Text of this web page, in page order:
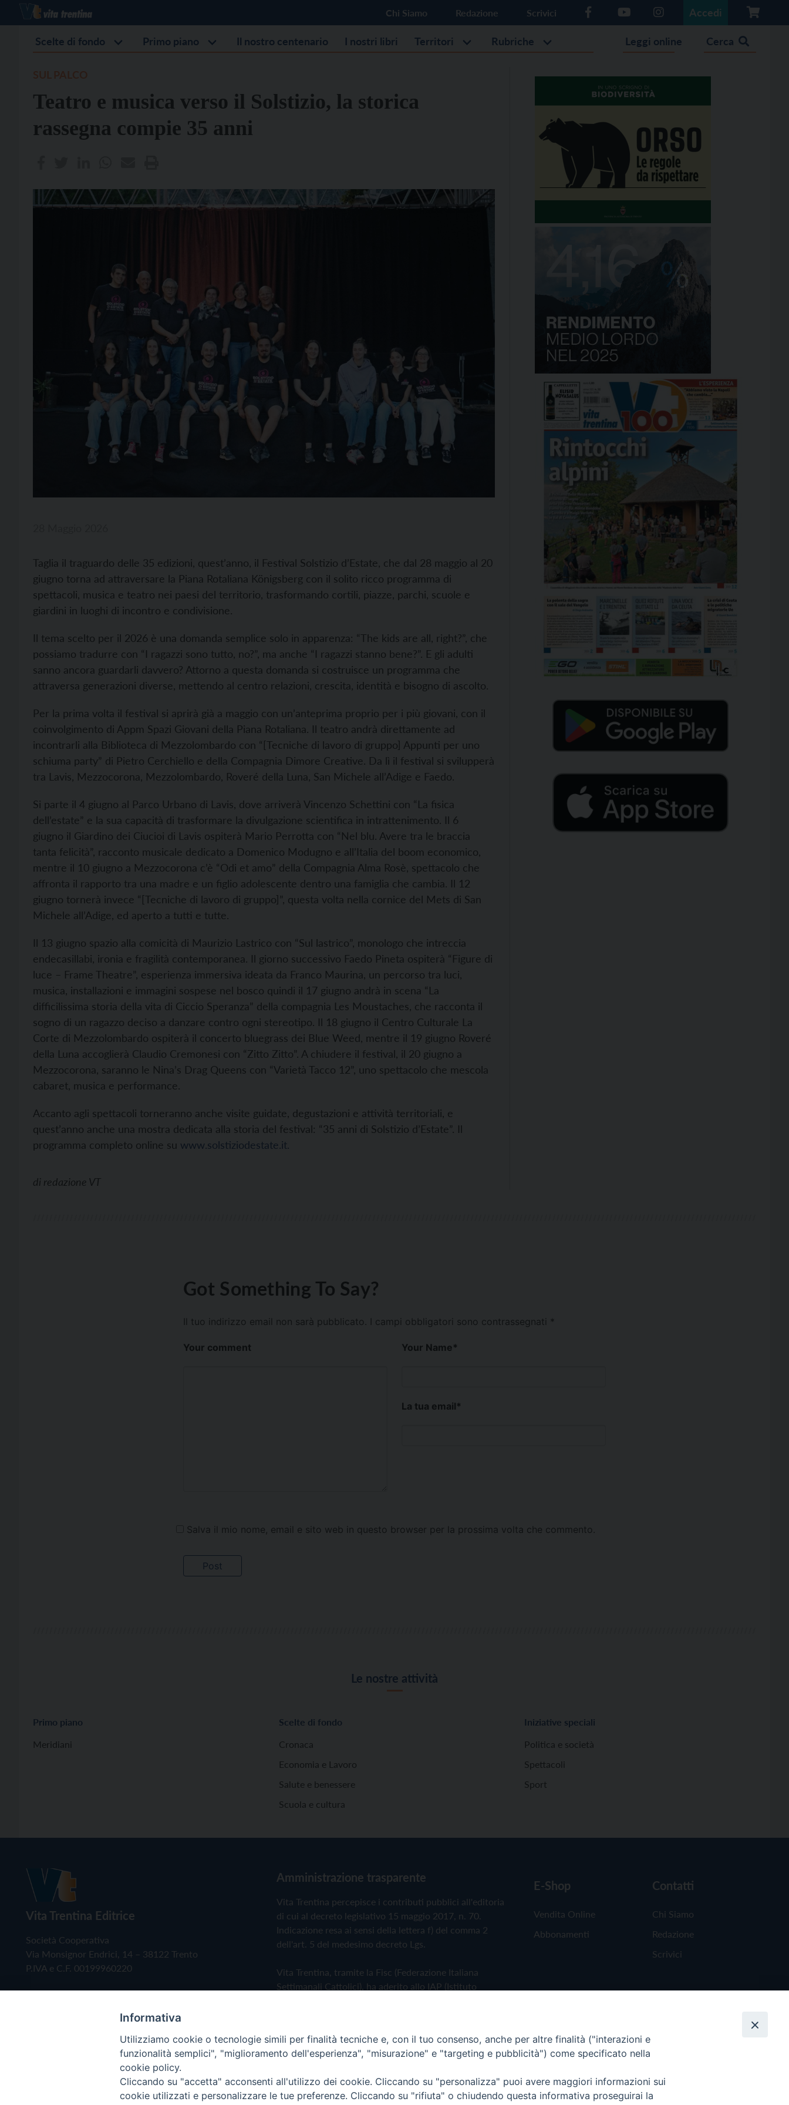
Chi Siamo Redazione Scrivici Accedi
Scelte di fondo Primo piano Il nostro centenario I nostri libri Territori Rubriche Leggi online Cerca
Teatro e musica verso il Solstizio, la storica
rassegna compie 35 anni
Taglia il traguardo delle 35 edizioni, quest’anno, il Festival Solstizio d’Estate, che dal 28 maggio al 20
giugno torna ad attraversare la Piana Rotaliana Königsberg con il solito ricco programma di
spettacoli, musica e teatro nei paesi del territorio, trasformando cortili, piazze, parchi, scuole e
giardini in luoghi di incontro e condivisione.
Il tema scelto per il 2026 è una domanda semplice solo in apparenza: “The kids are all, right?”, che
possiamo tradurre con “I ragazzi sono tutto, no?”, ma anche “I ragazzi stanno bene?”. E gli adulti
sanno ancora guardarli davvero? Attorno a questa domanda si costruisce un programma che
attraversa generazioni diverse, mettendo al centro relazioni, crescita, identità e bisogno di ascolto.
Per la prima volta il festival si aprirà già a maggio con un’anteprima proprio per i più giovani, con il
coinvolgimento di Appm Spazi Giovani della Piana Rotaliana. Il teatro andrà direttamente ad
incontrarli alla Biblioteca di Mezzolombardo con “[Tecniche di lavoro di gruppo] Appunti per uno
schiuma party” di Pietro Cerchiello e della Compagnia Dimore Creative. Da lì il festival si svilupperà
tra Lavis, Mezzocorona, Mezzolombardo, Roveré della Luna, San Michele all’Adige e Faedo.
Si parte il 4 giugno al Parco Urbano di Lavis, dove arriverà Vincenzo Schettini con “La fisica
dell’estate” e la sua capacità di trasformare la divulgazione scientifica in intrattenimento. Il 6
giugno il Giardino dei Ciucioi di Lavis ospiterà Mario Perrotta con “Nel blu. Avere tra le braccia
tanta felicità”, racconto musicale dedicato a Domenico Modugno e all’Italia del boom economico,
mentre il 10 giugno a Mezzocorona c’è “Odi et amo” della Compagnia Alma Rosè, spettacolo che
affronta il rapporto tra una madre e un figlio adolescente dentro una famiglia che cambia. Il 12
giugno tornerà invece “[Tecniche di lavoro di gruppo]”, questa volta nella cornice del Mets di San
Michele all’Adige, ed aperto a tutti e tutte.
Il 13 giugno spazio alla comicità di Maurizio Lastrico con “Sul lastrico”, monologo che intreccia
endecasillabi, ironia e fragilità contemporanea. Il giorno successivo Faedo Pineta ospiterà “Figure di
luce – Frame Theatre”, esperienza immersiva ideata da Franco Maurina, un percorso tra luci,
musica, installazioni e immagini sospese nel bosco quindi il 17 giugno andrà in scena “La
difficilissima storia della vita di Ciccio Speranza” della compagnia Les Moustaches, che racconta il
sogno di un ragazzo deciso a danzare contro ogni stereotipo. Il 18 giugno il Centro Culturale La
Corte di Mezzolombardo ospiterà il concerto bluegrass dei Blue Weed, mentre il 19 giugno Roveré
della Luna accoglierà Claudio Cremonesi con “Zitto Zitto”. A chiudere il festival, il 20 giugno a
Mezzocorona, saranno le Nina’s Drag Queens con “Varietà Tacco 12”, uno spettacolo che mescola
cabaret, musica e performance.
Accanto agli spettacoli torneranno anche visite guidate, degustazioni e attività territoriali, e
quest’anno anche una mostra dedicata alla storia del festival: “35 anni di Solstizio d’Estate”. Il
programma completo online su www.solstiziodestate.it.
di redazione VT
Got Something To Say?
Il tuo indirizzo email non sarà pubblicato. I campi obbligatori sono contrassegnati *
Your comment Your Name*
La tua email*
Salva il mio nome, email e sito web in questo browser per la prossima volta che commento.
Le nostre attività
Primo piano
Meridiani
Scelte di fondo
Cronaca
Economia e Lavoro
Salute e benessere
Scuola e cultura
Iniziative speciali
Politica e società
Spettacoli
Sport
Vita Trentina Editrice
Società Cooperativa
Via Monsignor Endrici, 14 – 38122 Trento
P.IVA e C.F. 00199960220
Amministrazione trasparente
Vita Trentina percepisce i contributi pubblici all'editoria
di cui al decreto legislativo 15 maggio 2017, n. 70.
Indicazione resa ai sensi della lettera f) del comma 2
dell'art. 5 del medesimo decreto Lgs.
Vita Trentina, tramite la Fisc (Federazione Italiana
Settimanali Cattolici), ha aderito allo IAP (Istituto
Privacy Policy Cookie Policy
E-Shop
Vendita Online
Abbonamenti
Contatti
Chi Siamo
Redazione
Scrivici
Copyright © 2019 - Tutti i diritti riservati - Vita Trentina Editrice
Informativa
Utilizziamo cookie o tecnologie simili per finalità tecniche e, con il tuo consenso, anche per altre finalità ("interazioni e
funzionalità semplici", "miglioramento dell'esperienza", "misurazione" e "targeting e pubblicità") come specificato nella
cookie policy.
Cliccando su "accetta" acconsenti all'utilizzo dei cookie. Cliccando su "personalizza" puoi avere maggiori informazioni sui
cookie utilizzati e personalizzare le tue preferenze. Cliccando su "rifiuta" o chiudendo questa informativa proseguirai la